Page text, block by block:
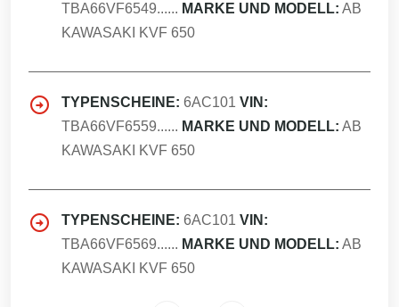
TBA66VF6549...... MARKE UND MODELL: AB
KAWASAKI KVF 650
TYPENSCHEINE: 6AC101 VIN:
TBA66VF6559...... MARKE UND MODELL: AB
KAWASAKI KVF 650
TYPENSCHEINE: 6AC101 VIN:
TBA66VF6569...... MARKE UND MODELL: AB
KAWASAKI KVF 650